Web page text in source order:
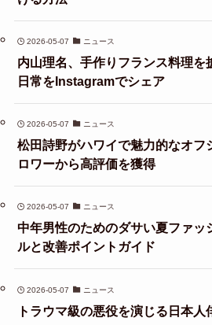
2026-05-07 ニュース
内山理名、手作りフランス料理を
日常をInstagramでシェア
2026-05-07 ニュース
松田詩野がハワイで魅力的なオフ
ロワーから高評価を獲得
2026-05-07 ニュース
中年男性のためのダサい夏ファッ
ルと改善ポイントガイド
2026-05-07 ニュース
トラウマ級の悪役を演じる日本人